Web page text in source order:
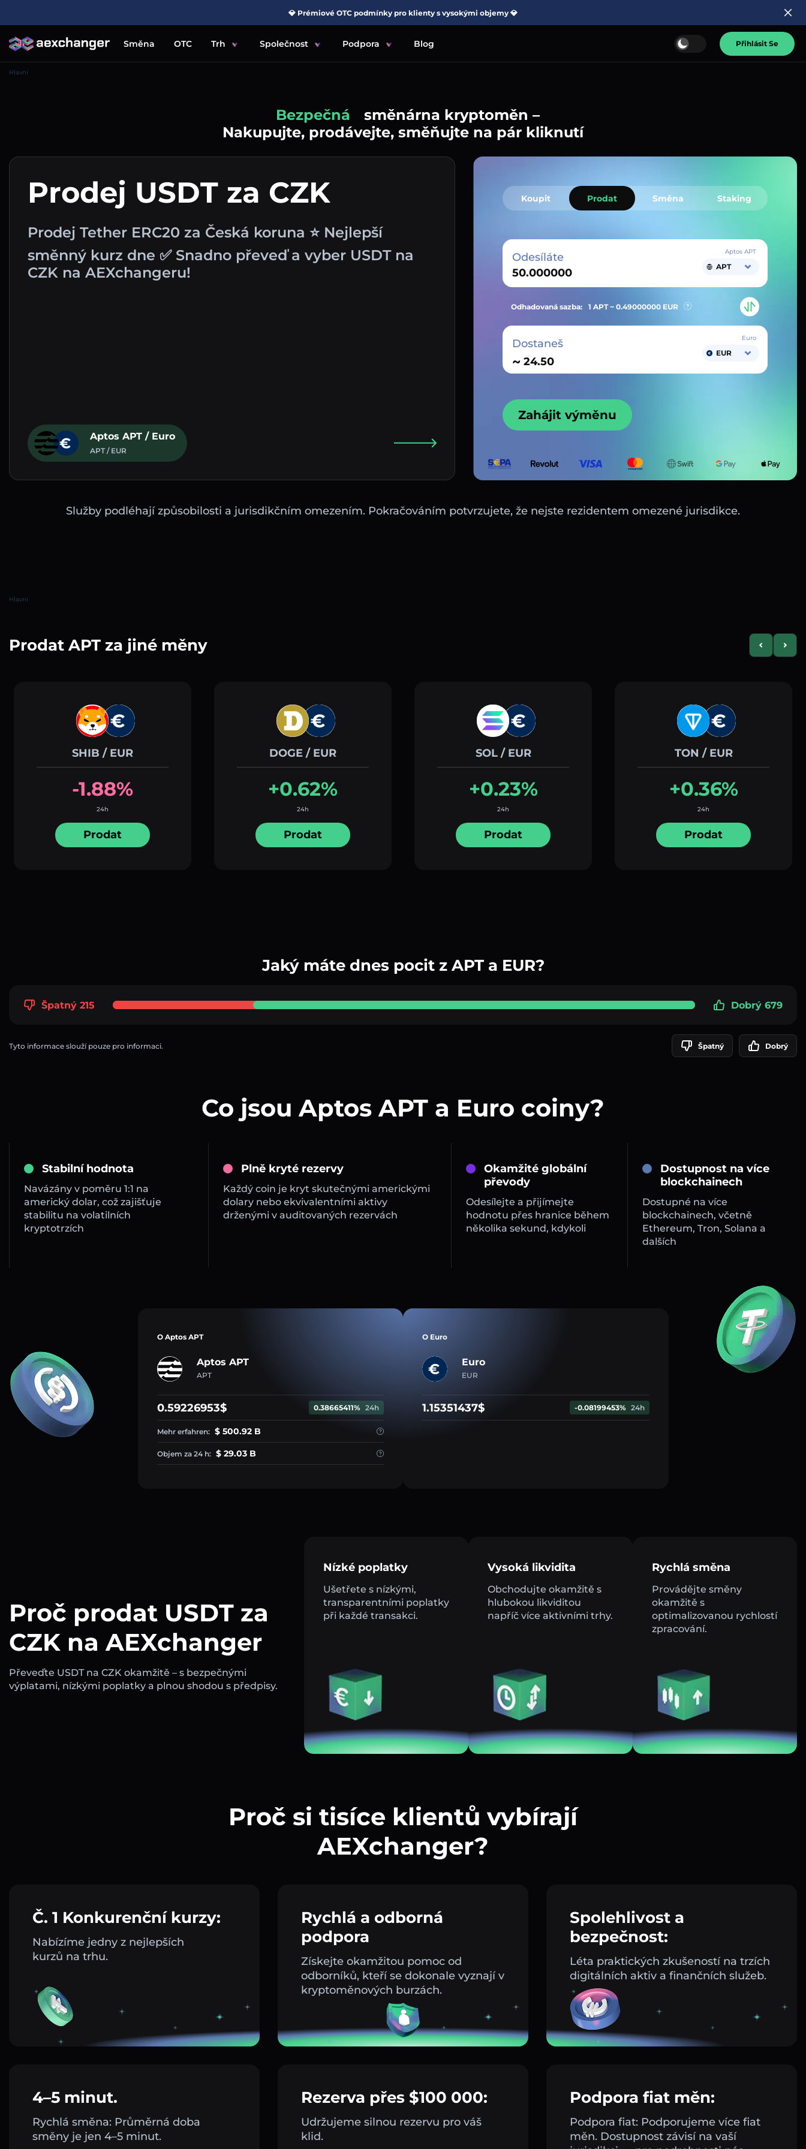
💎 Prémiové OTC podmínky pro klienty s vysokými objemy 💎
Směna OTC Trh Společnost Podpora Blog Přihlásit Se
Hlavní
Jednoduchá
směnárna kryptoměn –
Nakupujte, prodávejte, směňujte na pár kliknutí
Prodej USDT za CZK
Prodej Tether ERC20 za Česká koruna ⭐ Nejlepší
směnný kurz dne ✅ Snadno převeď a vyber USDT na
CZK na AEXchangeru!
Aptos APT / Euro
APT / EUR
Koupit Prodat Směna Staking
Odesíláte Aptos APT
APT
Odhadovaná sazba: 1 APT ~ 0.49000000 EUR
Dostaneš
~
Euro
EUR
Zahájit výměnu
Služby podléhají způsobilosti a jurisdikčním omezením. Pokračováním potvrzujete, že nejste rezidentem omezené jurisdikce.
Hlavní
Prodat APT za jiné měny PreviousNext
SHIB / EUR
-1.88%
24h
Prodat
DOGE / EUR
+0.62%
24h
Prodat
SOL / EUR
+0.23%
24h
Prodat
TON / EUR
+0.36%
24h
Prodat
Jaký máte dnes pocit z APT a EUR?
Špatný 215 Dobrý 679
Tyto informace slouží pouze pro informaci. Špatný Dobrý
Co jsou Aptos APT a Euro coiny?
Stabilní hodnota
Navázány v poměru 1:1 na
americký dolar, což zajišťuje
stabilitu na volatilních
kryptotrzích
Plně kryté rezervy
Každý coin je kryt skutečnými americkými
dolary nebo ekvivalentními aktivy
drženými v auditovaných rezervách
Okamžité globální
převody
Odesílejte a přijímejte
hodnotu přes hranice během
několika sekund, kdykoli
Dostupnost na více
blockchainech
Dostupné na více
blockchainech, včetně
Ethereum, Tron, Solana a
dalších
O Aptos APT
Aptos APT
APT
0.59226953$ 0.38665411% 24h
Mehr erfahren: $ 500.92 B
Objem za 24 h: $ 29.03 B
O Euro
Euro
EUR
1.15351437$ -0.08199453% 24h
Proč prodat USDT za
CZK na AEXchanger
Převeďte USDT na CZK okamžitě – s bezpečnými
výplatami, nízkými poplatky a plnou shodou s předpisy.
Nízké poplatky
Ušetřete s nízkými,
transparentními poplatky
při každé transakci.
Vysoká likvidita
Obchodujte okamžitě s
hlubokou likviditou
napříč více aktivními trhy.
Rychlá směna
Provádějte směny
okamžitě s
optimalizovanou rychlostí
zpracování.
Proč si tisíce klientů vybírají
AEXchanger?
Č. 1 Konkurenční kurzy:
Nabízíme jedny z nejlepších
kurzů na trhu.
Rychlá a odborná
podpora
Získejte okamžitou pomoc od
odborníků, kteří se dokonale vyznají v
kryptoměnových burzách.
Spolehlivost a
bezpečnost:
Léta praktických zkušeností na trzích
digitálních aktiv a finančních služeb.
4–5 minut.
Rychlá směna: Průměrná doba
směny je jen 4–5 minut.
Rezerva přes $100 000:
Udržujeme silnou rezervu pro váš
klid.
Podpora fiat měn:
Podpora fiat: Podporujeme více fiat
měn. Dostupnost závisí na vaší